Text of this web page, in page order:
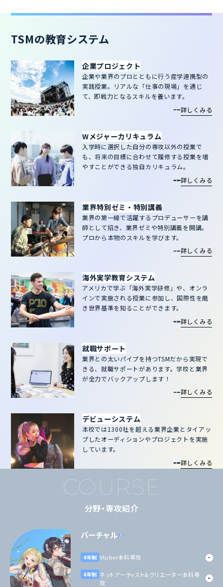
TSMの教育システム
企業プロジェクト
企業や業界のプロとともに行う産学連携型の
実践授業。リアルな「仕事の現場」を通じ
て、即戦力となるスキルを養います。
詳しくみる
Wメジャーカリキュラム
入学時に選択した自分の専攻以外の授業で
も、将来の目標に合わせて履修する授業を増
やすことができる独自カリキュラム。
詳しくみる
業界特別ゼミ・特別講義
業界の第一線で活躍するプロデューサーを講
師として招き、業界ゼミや特別講義を開講。
プロから本物のスキルを学びます。
詳しくみる
海外実学教育システム
アメリカで学ぶ「海外実学研修」や、オンラ
インで実施される授業に参加し、国際性を磨
き世界基準を知ることができます。
詳しくみる
就職サポート
業界との太いパイプを持つTSMだから実現で
きる、就職サポートがあります。学校と業界
が全力でバックアップします！
詳しくみる
デビューシステム
本校では1300社を超える業界企業とタイアッ
プしたオーディションやプロジェクトを実施
しています。
詳しくみる
COURSE
分野・専攻紹介
VIRTUAL バーチャル
4年制 Vtuber本科専攻
4年制 ネットアーティスト＆クリエーター本科専
攻